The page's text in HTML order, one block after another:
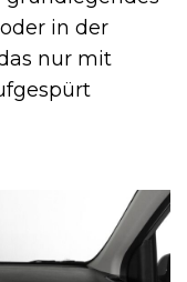
in der
nur mit